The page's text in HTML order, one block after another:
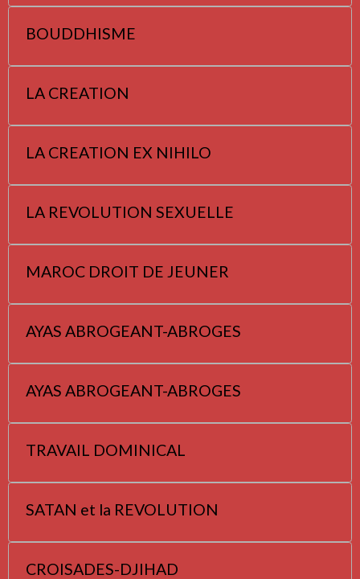
BOUDDHISME
LA CREATION
LA CREATION EX NIHILO
LA REVOLUTION SEXUELLE
MAROC DROIT DE JEUNER
AYAS ABROGEANT-ABROGES
AYAS ABROGEANT-ABROGES
TRAVAIL DOMINICAL
SATAN et la REVOLUTION
CROISADES-DJIHAD